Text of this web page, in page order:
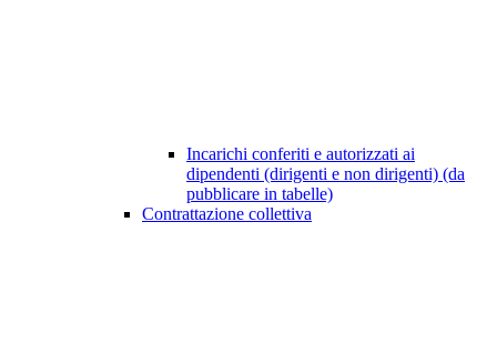
Incarichi conferiti e autorizzati ai
dipendenti (dirigenti e non dirigenti) (da
pubblicare in tabelle)
Contrattazione collettiva